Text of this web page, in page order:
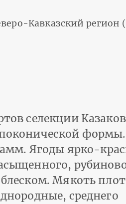
Кавказский
селекции
Ягоды ярко-
Мякоть
среднего